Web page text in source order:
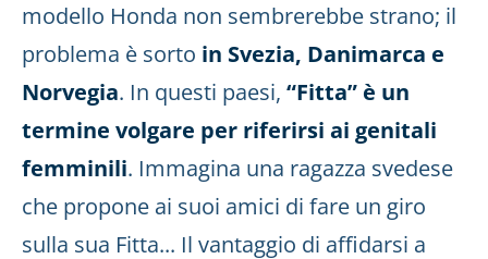
modello Honda non sembrerebbe strano; il
problema è sorto in Svezia, Danimarca e
Norvegia. In questi paesi, “Fitta” è un
termine volgare per riferirsi ai genitali
femminili. Immagina una ragazza svedese
che propone ai suoi amici di fare un giro
sulla sua Fitta... Il vantaggio di affidarsi a